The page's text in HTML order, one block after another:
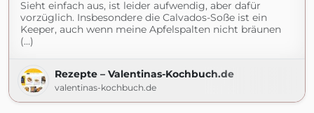
Sieht einfach aus, ist leider aufwendig, aber dafür
vorzüglich. Insbesondere die Calvados-Soße ist ein
Keeper, auch wenn meine Apfelspalten nicht bräunen
(...)
Rezepte – Valentinas-Kochbuch.de
valentinas-kochbuch.de